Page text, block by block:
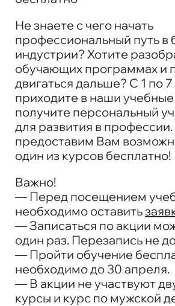
Не знаете с чего начать
профессиональный путь в
индустрии? Хотите
обучающих программах и
двигаться дальше? С 1 по
приходите в наши
получите персональный
для развития в
предоставим Вам
один из курсов бесплатно!
Важно!
— Перед посещением
необходимо оставить
— Записаться по акции
один раз. Перезапись не
— Пройти обучение
необходимо до 30 апреля.
— В акции не участвуют
курсы и курс по мужской